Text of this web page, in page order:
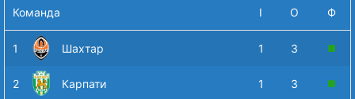
Команда І О Ф
1 Шахтар 1 3
2 Карпати 1 3